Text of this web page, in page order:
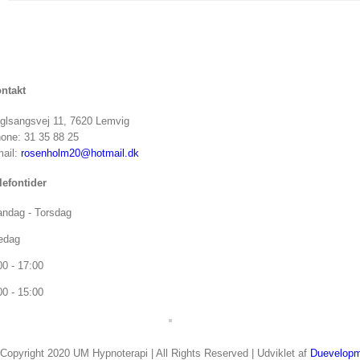
11, 7620 Lemvig
31 35 88 25
rosenholm20@hotmail.dk
- Torsdag
- 17:00
- 15:00
Copyright 2020 UM Hypnoterapi | All Rights Reserved | Udviklet af